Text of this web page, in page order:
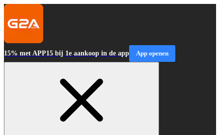
15% met APP15 bij 1e aankoop in de app App openen